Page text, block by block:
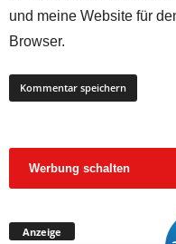
und meine Website für
Browser.
Werbung schalten
Anzeige